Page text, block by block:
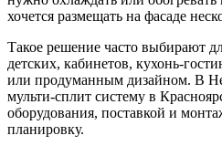
хочется размещать на фасаде
Такое решение часто выбирают
детских, кабинетов, кухонь-
или продуманным дизайном. В
мульти-сплит систему в
оборудования, поставкой и
планировку.